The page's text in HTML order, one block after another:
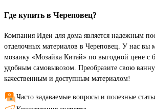
Где купить в Череповец?
Компания Идеи для дома является надежным
отделочных материалов в Череповец. У нас вы
мозаику «Мозайка Китай» по выгодной цене с
удобным самовывозом. Преобразите свою
качественным и доступным материалом!
Часто задаваемые вопросы и полезные